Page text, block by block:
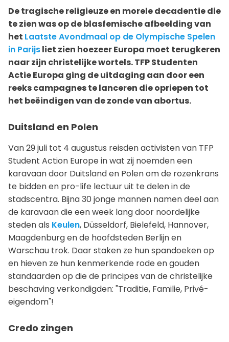
De tragische religieuze en morele decadentie die
te zien was op de blasfemische afbeelding van
het Laatste Avondmaal op de Olympische Spelen
in Parijsliet zien hoezeer Europa moet terugkeren
naar zijn christelijke wortels. TFP Studenten
Actie Europa ging de uitdaging aan door een
reeks campagnes te lanceren die opriepen tot
het beëindigen van de zonde van abortus.
Duitsland en Polen
Van 29 juli tot 4 augustus reisden activisten van TFP
Student Action Europe in wat zij noemden een
karavaan door Duitsland en Polen om de rozenkrans
te bidden en pro-life lectuur uit te delen in de
stadscentra. Bijna 30 jonge mannen namen deel aan
de karavaan die een week lang door noordelijke
steden als Keulen, Düsseldorf, Bielefeld, Hannover,
Maagdenburg en de hoofdsteden Berlijn en
Warschau trok. Daar staken ze hun spandoeken op
en hieven ze hun kenmerkende rode en gouden
standaarden op die de principes van de christelijke
beschaving verkondigden: "Traditie, Familie, Privé-
eigendom"!
Credo zingen